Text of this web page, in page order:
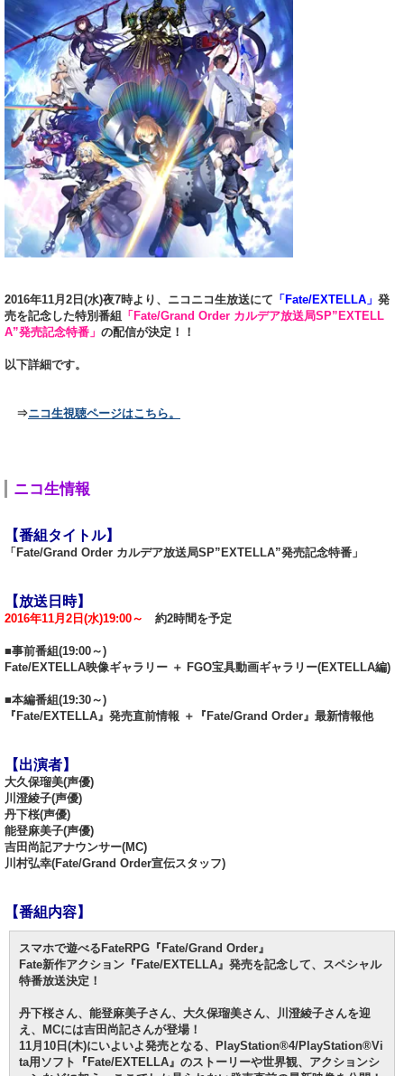
2016年11月2日(水)夜7時より、ニコニコ生放送にて 「Fate/EXTELLA」 発
売を記念した特別番組 「Fate/Grand Order カルデア放送局SP”EXTELL
A”発売記念特番」 の配信が決定！！
以下詳細です。
⇒ニコ生視聴ページはこちら。
ニコ生情報
【番組タイトル】
「Fate/Grand Order カルデア放送局SP”EXTELLA”発売記念特番」
【放送日時】
2016年11月2日(水)19:00～ 約2時間を予定
■事前番組(19:00～)
Fate/EXTELLA映像ギャラリー ＋ FGO宝具動画ギャラリー(EXTELLA編)
■本編番組(19:30～)
『Fate/EXTELLA』発売直前情報 ＋『Fate/Grand Order』最新情報他
【出演者】
大久保瑠美(声優)
川澄綾子(声優)
丹下桜(声優)
能登麻美子(声優)
吉田尚記アナウンサー(MC)
川村弘幸(Fate/Grand Order宣伝スタッフ)
【番組内容】
スマホで遊べるFateRPG『Fate/Grand Order』
Fate新作アクション『Fate/EXTELLA』発売を記念して、スペシャル
特番放送決定！
丹下桜さん、能登麻美子さん、大久保瑠美さん、川澄綾子さんを迎
え、MCには吉田尚記さんが登場！
11月10日(木)にいよいよ発売となる、PlayStation®4/PlayStation®Vi
ta用ソフト『Fate/EXTELLA』のストーリーや世界観、アクションシ